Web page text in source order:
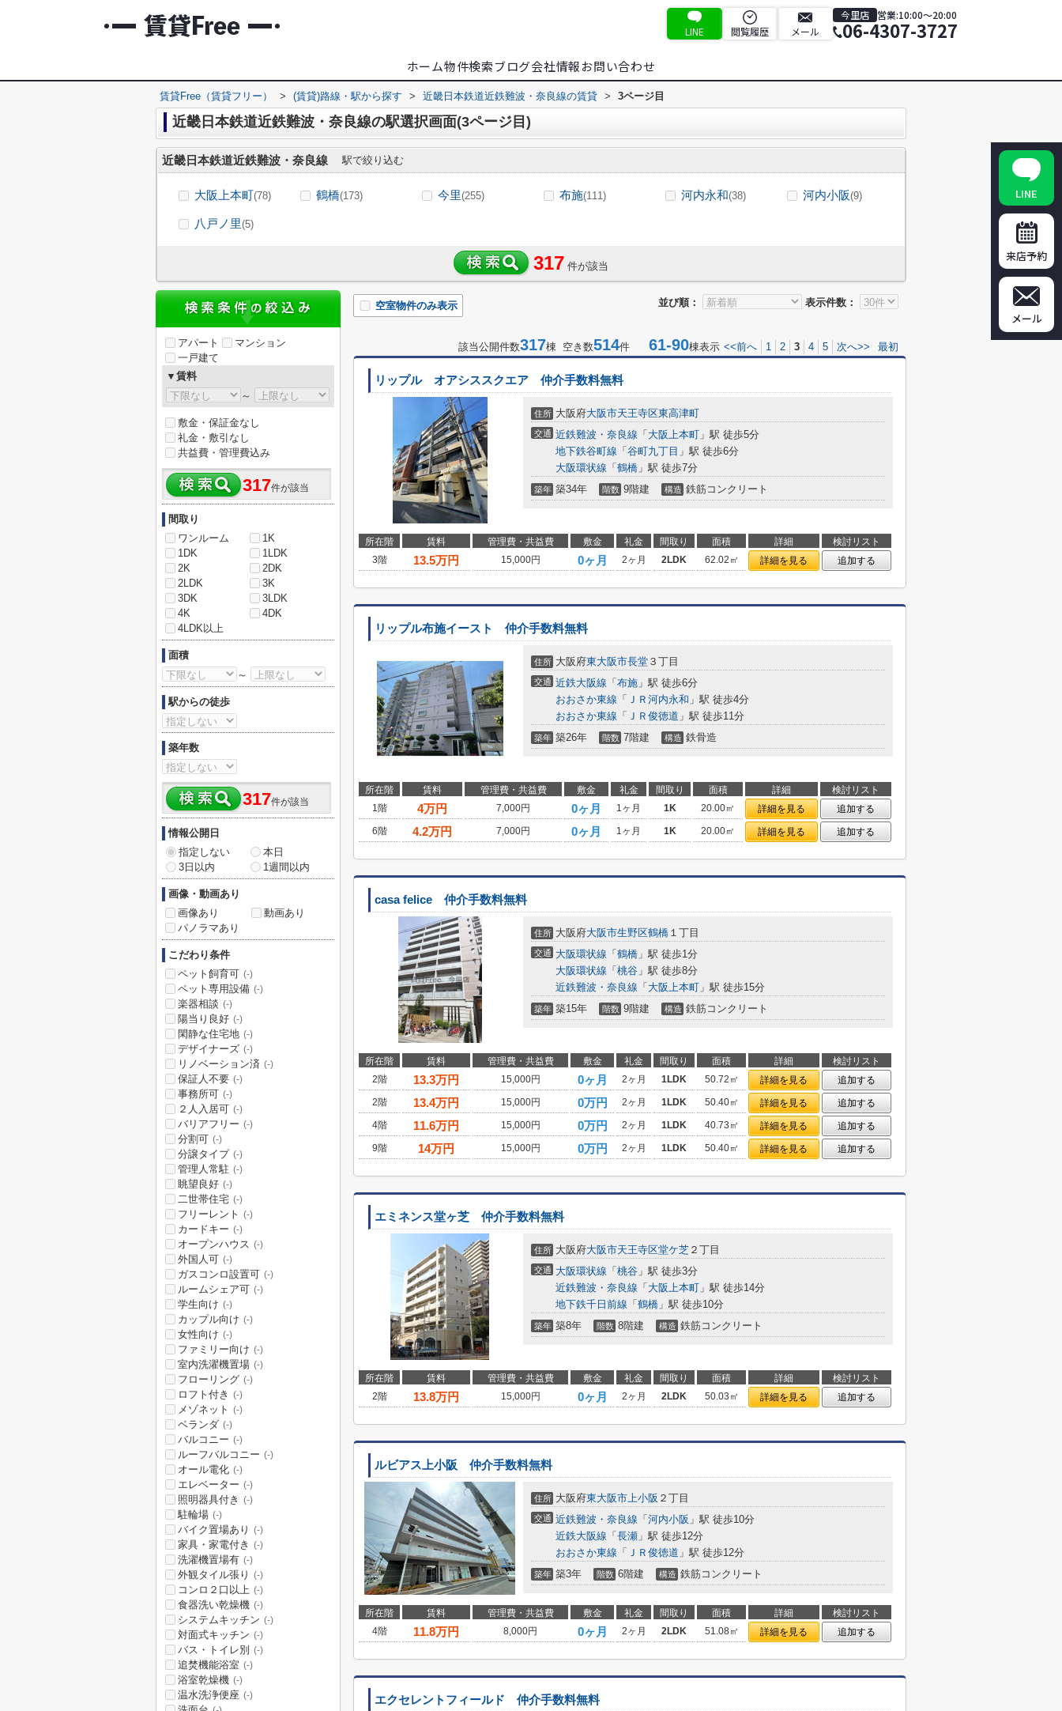
LINE 閲覧履歴 メール
今里店 営業:10:00～20:00
06-4307-3727
ホーム物件検索ブログ会社情報お問い合わせ
賃貸Free（賃貸フリー） > (賃貸)路線・駅から探す > 近畿日本鉄道近鉄難波・奈良線の賃貸 > 3ページ目
近畿日本鉄道近鉄難波・奈良線の駅選択画面(3ページ目)
近畿日本鉄道近鉄難波・奈良線 駅で絞り込む
大阪上本町(78) 鶴橋(173) 今里(255) 布施(111) 河内永和(38) 河内小阪(9)
八戸ノ里(5)
317 件が該当
並び順： 表示件数：
空室物件のみ表示
該当公開件数317棟 空き数514件 61-90棟表示 <<前へ 1 2 3 4 5 次へ>> 最初
リップル オアシススクエア 仲介手数料無料
住所 大阪府大阪市天王寺区東高津町
交通 近鉄難波・奈良線 「 大阪上本町 」駅 徒歩5分
地下鉄谷町線 「 谷町九丁目 」駅 徒歩6分
大阪環状線 「 鶴橋 」駅 徒歩7分
築年 築34年 階数 9階建 構造 鉄筋コンクリート
所在階 賃料 管理費・共益費 敷金 礼金 間取り 面積 詳細
検討リスト
3階
13.5万円 15,000円 0ヶ月 2ヶ月 2LDK 62.02㎡ 詳細を見る 追加する
リップル布施イースト 仲介手数料無料
住所 大阪府東大阪市長堂 ３丁目
交通 近鉄大阪線 「 布施 」駅 徒歩6分
おおさか東線 「 ＪＲ河内永和 」駅 徒歩4分
おおさか東線 「 ＪＲ俊徳道 」駅 徒歩11分
築年 築26年 階数 7階建 構造 鉄骨造
所在階 賃料 管理費・共益費 敷金 礼金 間取り 面積 詳細
検討リスト
1階
4万円 7,000円 0ヶ月 1ヶ月 1K 20.00㎡ 詳細を見る
追加する
6階
4.2万円 7,000円 0ヶ月 1ヶ月 1K 20.00㎡ 詳細を見る 追加する
casa felice 仲介手数料無料
住所 大阪府大阪市生野区鶴橋 １丁目
交通 大阪環状線 「 鶴橋 」駅 徒歩1分
大阪環状線 「 桃谷 」駅 徒歩8分
近鉄難波・奈良線 「 大阪上本町 」駅 徒歩15分
築年 築15年 階数 9階建 構造 鉄筋コンクリート
所在階 賃料 管理費・共益費 敷金 礼金 間取り 面積 詳細
検討リスト
2階
13.3万円 15,000円 0ヶ月 2ヶ月 1LDK 50.72㎡ 詳細を見る
追加する
2階
13.4万円 15,000円 0万円 2ヶ月 1LDK 50.40㎡ 詳細を見る
追加する
4階
11.6万円 15,000円 0万円 2ヶ月 1LDK 40.73㎡ 詳細を見る
追加する
9階
14万円 15,000円 0万円 2ヶ月 1LDK 50.40㎡ 詳細を見る 追加する
エミネンス堂ヶ芝 仲介手数料無料
住所 大阪府大阪市天王寺区堂ケ芝 ２丁目
交通 大阪環状線 「 桃谷 」駅 徒歩3分
近鉄難波・奈良線 「 大阪上本町 」駅 徒歩14分
地下鉄千日前線 「 鶴橋 」駅 徒歩10分
築年 築8年 階数 8階建 構造 鉄筋コンクリート
所在階 賃料 管理費・共益費 敷金 礼金 間取り 面積 詳細
検討リスト
2階
13.8万円 15,000円 0ヶ月 2ヶ月 2LDK 50.03㎡ 詳細を見る 追加する
ルビアス上小阪 仲介手数料無料
住所 大阪府東大阪市上小阪 ２丁目
交通 近鉄難波・奈良線 「 河内小阪 」駅 徒歩10分
近鉄大阪線 「 長瀬 」駅 徒歩12分
おおさか東線 「 ＪＲ俊徳道 」駅 徒歩12分
築年 築3年 階数 6階建 構造 鉄筋コンクリート
所在階 賃料 管理費・共益費 敷金 礼金 間取り 面積 詳細
検討リスト
4階
11.8万円 8,000円 0ヶ月 2ヶ月 2LDK 51.08㎡ 詳細を見る 追加する
エクセレントフィールド 仲介手数料無料
アパート
マンション
一戸建て
▼賃料
～
敷金・保証金なし
礼金・敷引なし
共益費・管理費込み
317件が該当
間取り
ワンルーム
1K
1DK
1LDK
2K
2DK
2LDK
3K
3DK
3LDK
4K
4DK
4LDK以上
面積
～
駅からの徒歩
築年数
317件が該当
情報公開日
指定しない
本日
3日以内
1週間以内
画像・動画あり
画像あり
動画あり
パノラマあり
こだわり条件
ペット飼育可 (-)
ペット専用設備 (-)
楽器相談 (-)
陽当り良好 (-)
閑静な住宅地 (-)
デザイナーズ (-)
リノベーション済 (-)
保証人不要 (-)
事務所可 (-)
２人入居可 (-)
バリアフリー (-)
分割可 (-)
分譲タイプ (-)
管理人常駐 (-)
眺望良好 (-)
二世帯住宅 (-)
フリーレント (-)
カードキー (-)
オープンハウス (-)
外国人可 (-)
ガスコンロ設置可 (-)
ルームシェア可 (-)
学生向け (-)
カップル向け (-)
女性向け (-)
ファミリー向け (-)
室内洗濯機置場 (-)
フローリング (-)
ロフト付き (-)
メゾネット (-)
ベランダ (-)
バルコニー (-)
ルーフバルコニー (-)
オール電化 (-)
エレベーター (-)
照明器具付き (-)
駐輪場 (-)
バイク置場あり (-)
家具・家電付き (-)
洗濯機置場有 (-)
外観タイル張り (-)
コンロ２口以上 (-)
食器洗い乾燥機 (-)
システムキッチン (-)
対面式キッチン (-)
バス・トイレ別 (-)
追焚機能浴室 (-)
浴室乾燥機 (-)
温水洗浄便座 (-)
LINE
来店予約
メール